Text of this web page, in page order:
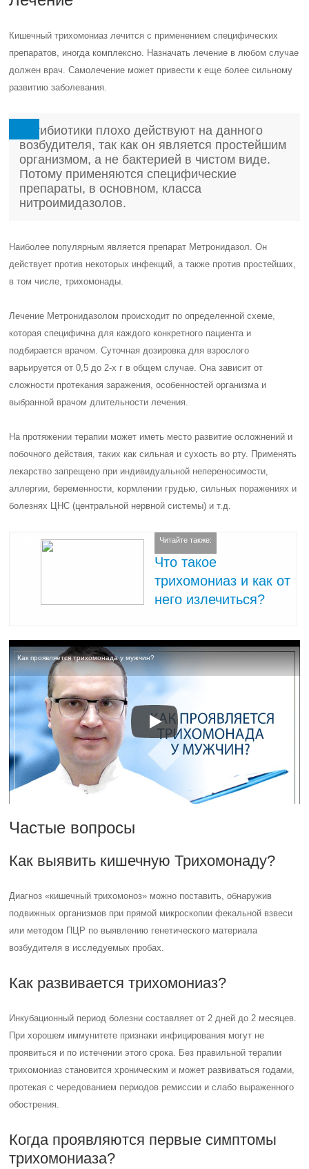
Кишечный трихомониаз лечится с применением специфических
препаратов, иногда комплексно. Назначать лечение в любом случае
должен врач. Самолечение может привести к еще более сильному
развитию заболевания.
Антибиотики плохо действуют на данного
возбудителя, так как он является простейшим
организмом, а не бактерией в чистом виде.
Потому применяются специфические
препараты, в основном, класса
нитроимидазолов.
Наиболее популярным является препарат Метронидазол. Он
действует против некоторых инфекций, а также против простейших,
в том числе, трихомонады.
Лечение Метронидазолом происходит по определенной схеме,
которая специфична для каждого конкретного пациента и
подбирается врачом. Суточная дозировка для взрослого
варьируется от 0,5 до 2-х г в общем случае. Она зависит от
сложности протекания заражения, особенностей организма и
выбранной врачом длительности лечения.
На протяжении терапии может иметь место развитие осложнений и
побочного действия, таких как сильная и сухость во рту. Применять
лекарство запрещено при индивидуальной непереносимости,
аллергии, беременности, кормлении грудью, сильных поражениях и
болезнях ЦНС (центральной нервной системы) и т.д.
Читайте также:
Что такое
трихомониаз и как от
него излечиться?
Как проявляется трихомонада у мужчин?
Частые вопросы
Как выявить кишечную Трихомонаду?
Диагноз «кишечный трихомоноз» можно поставить, обнаружив
подвижных организмов при прямой микроскопии фекальной взвеси
или методом ПЦР по выявлению генетического материала
возбудителя в исследуемых пробах.
Как развивается трихомониаз?
Инкубационный период болезни составляет от 2 дней до 2 месяцев.
При хорошем иммунитете признаки инфицирования могут не
проявиться и по истечении этого срока. Без правильной терапии
трихомониаз становится хроническим и может развиваться годами,
протекая с чередованием периодов ремиссии и слабо выраженного
обострения.
Когда проявляются первые симптомы
трихомониаза?